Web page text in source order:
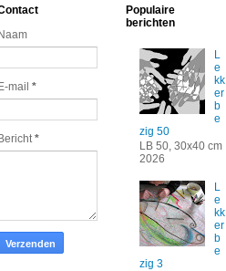
Naam
E-mail *
Bericht*
Populaire
berichten
L
e
kk
er
b
e
zig 50
LB 50, 30x40 cm
2026
L
e
kk
er
b
e
zig 3